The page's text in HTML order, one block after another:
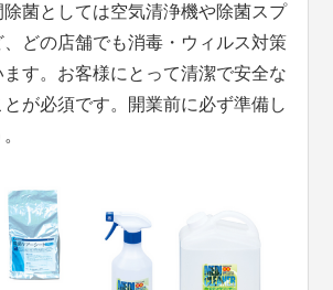
菌としては空気清浄機や除菌スプ
、どの店舗でも消毒・ウィルス対策
す。お客様にとって清潔で安全な
が必須です。開業前に必ず準備し